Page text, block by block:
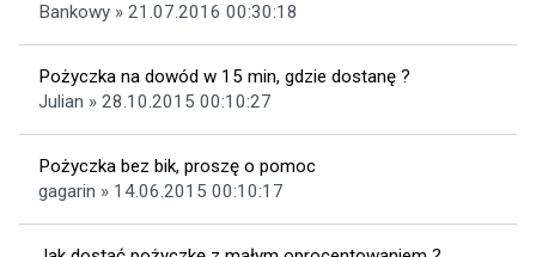
Bankowy » 21.07.2016 00:30:18
Pożyczka na dowód w 15 min, gdzie dostanę ?
Julian » 28.10.2015 00:10:27
Pożyczka bez bik, proszę o pomoc
gagarin » 14.06.2015 00:10:17